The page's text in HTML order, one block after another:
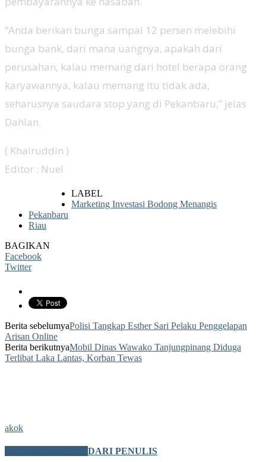
“Anda berikan bunga sampai 12 persen melebihi
bunga bank, dari mana uangnya, apakah dari
perusahan, kalau memang dari hotel berapa orang
karyawannya, kalau memang itu tidak ada,
seharusnya saudara stop yang di Pekanbaru,” jelas
Dahlan.
( Khairuddin )
Editor : Nuel
LABEL
Marketing Investasi Bodong Menangis
Pekanbaru
Riau
BAGIKAN
Facebook
Twitter
Berita sebelumyaPolisi Tangkap Esther Sari Pelaku Penggelapan
Arisan Online
Berita berikutnyaMobil Dinas Wawako Tanjungpinang Diduga
Terlibat Laka Lantas, Korban Tewas
akok
DARI PENULIS